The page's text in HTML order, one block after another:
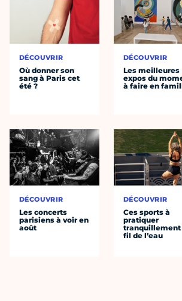
DÉCOUVRIR
Où donner son
sang à Paris cet
été ?
DÉCOUVRIR
Les concerts
parisiens à voir en
août
DÉCOUVRIR
Les meilleures
expos du
à faire en
DÉCOUVRIR
Ces sports à
pratiquer
tranquillement
fil de l’eau